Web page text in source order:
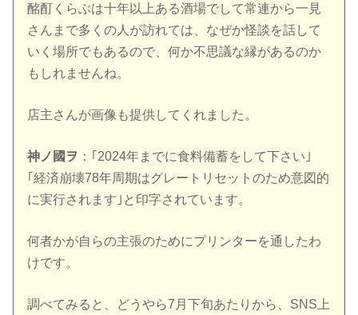
酩酊くらぶは十年以上ある酒場でして常連から一見
さんまで多くの人が訪れては、なぜか怪談を話して
いく場所でもあるので、何か不思議な縁があるのか
もしれませんね。
店主さんが画像も提供してくれました。
神ノ國ヲ ：｢2024年までに食料備蓄をして下さい｣
｢経済崩壊78年周期はグレートリセットのため意図的
に実行されます｣と印字されています。
何者かが自らの主張のためにプリンターを通したわ
けです。
調べてみると、どうやら7月下旬あたりから、SNS上